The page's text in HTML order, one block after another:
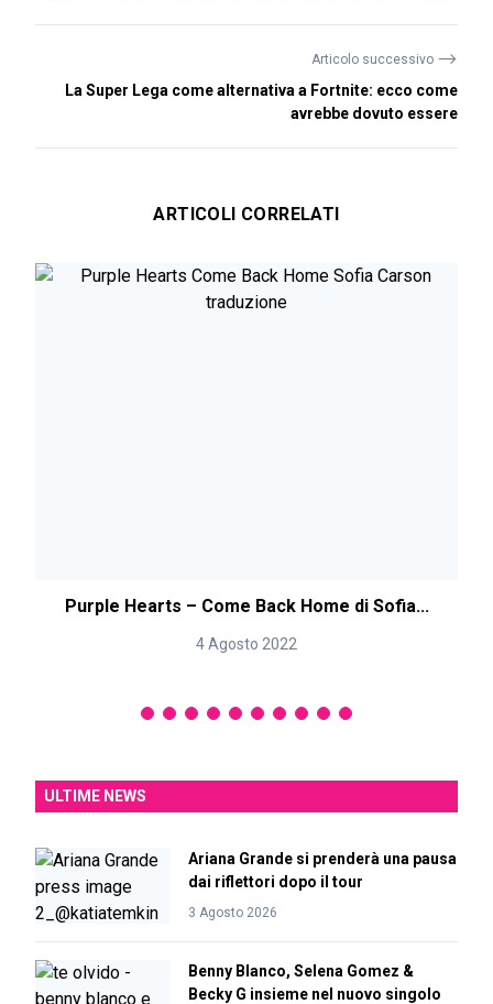
Articolo successivo ⟶
La Super Lega come alternativa a Fortnite: ecco come
avrebbe dovuto essere
ARTICOLI CORRELATI
Purple Hearts – Come Back Home di Sofia...
4 Agosto 2022
ULTIME NEWS
Ariana Grande si prenderà una pausa
dai riflettori dopo il tour
3 Agosto 2026
Benny Blanco, Selena Gomez &
Becky G insieme nel nuovo singolo